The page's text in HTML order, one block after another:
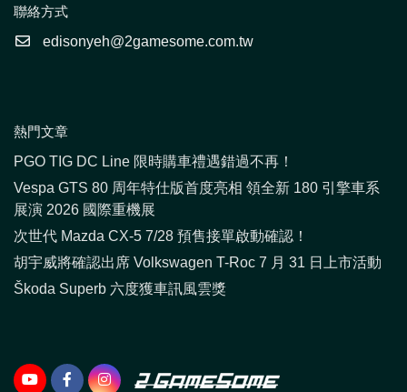
聯絡方式
edisonyeh@2gamesome.com.tw
熱門文章
PGO TIG DC Line 限時購車禮遇錯過不再！
Vespa GTS 80 周年特仕版首度亮相 領全新 180 引擎車系
展演 2026 國際重機展
次世代 Mazda CX-5 7/28 預售接單啟動確認！
胡宇威將確認出席 Volkswagen T-Roc 7 月 31 日上市活動
Škoda Superb 六度獲車訊風雲獎